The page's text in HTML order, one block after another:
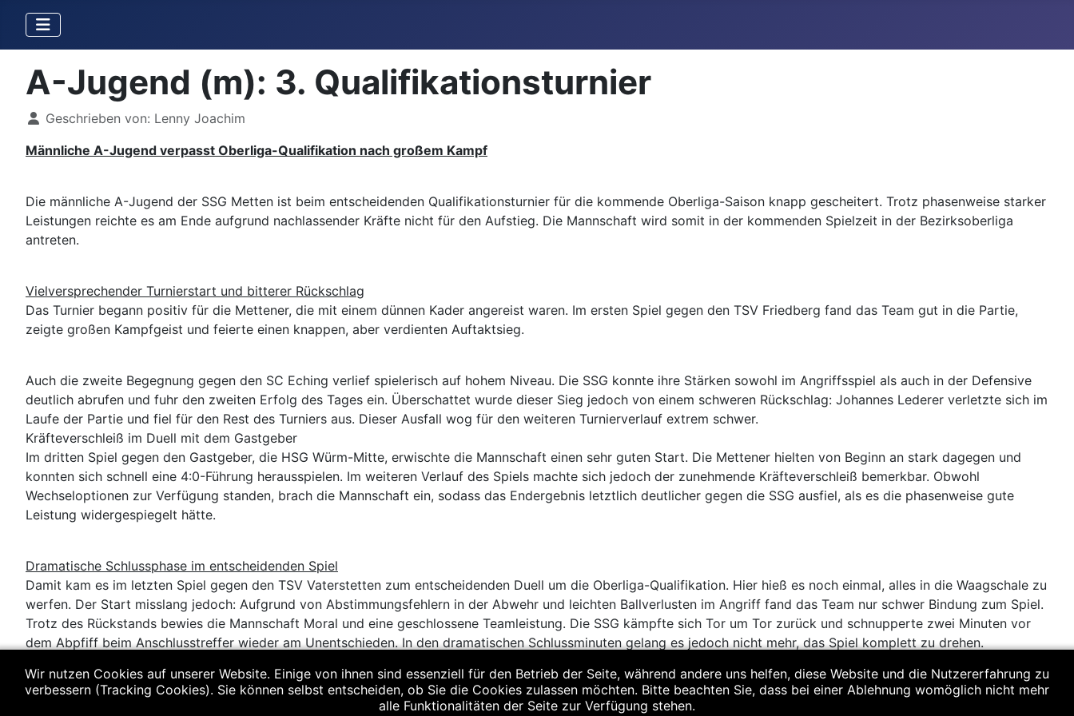
A-Jugend (m): 3. Qualifikationsturnier
DetailsGeschrieben von: Lenny Joachim
Männliche A-Jugend verpasst Oberliga-Qualifikation nach großem Kampf
Die männliche A-Jugend der SSG Metten ist beim entscheidenden Qualifikationsturnier für die kommende Oberliga-Saison knapp gescheitert. Trotz phasenweise starker
Leistungen reichte es am Ende aufgrund nachlassender Kräfte nicht für den Aufstieg. Die Mannschaft wird somit in der kommenden Spielzeit in der Bezirksoberliga
antreten.
Vielversprechender Turnierstart und bitterer Rückschlag
Das Turnier begann positiv für die Mettener, die mit einem dünnen Kader angereist waren. Im ersten Spiel gegen den TSV Friedberg fand das Team gut in die Partie,
zeigte großen Kampfgeist und feierte einen knappen, aber verdienten Auftaktsieg.
Auch die zweite Begegnung gegen den SC Eching verlief spielerisch auf hohem Niveau. Die SSG konnte ihre Stärken sowohl im Angriffsspiel als auch in der Defensive
deutlich abrufen und fuhr den zweiten Erfolg des Tages ein. Überschattet wurde dieser Sieg jedoch von einem schweren Rückschlag: Johannes Lederer verletzte sich im
Laufe der Partie und fiel für den Rest des Turniers aus. Dieser Ausfall wog für den weiteren Turnierverlauf extrem schwer.
Kräfteverschleiß im Duell mit dem Gastgeber
Im dritten Spiel gegen den Gastgeber, die HSG Würm-Mitte, erwischte die Mannschaft einen sehr guten Start. Die Mettener hielten von Beginn an stark dagegen und
konnten sich schnell eine 4:0-Führung herausspielen. Im weiteren Verlauf des Spiels machte sich jedoch der zunehmende Kräfteverschleiß bemerkbar. Obwohl
Wechseloptionen zur Verfügung standen, brach die Mannschaft ein, sodass das Endergebnis letztlich deutlicher gegen die SSG ausfiel, als es die phasenweise gute
Leistung widergespiegelt hätte.
Dramatische Schlussphase im entscheidenden Spiel
Damit kam es im letzten Spiel gegen den TSV Vaterstetten zum entscheidenden Duell um die Oberliga-Qualifikation. Hier hieß es noch einmal, alles in die Waagschale zu
werfen. Der Start misslang jedoch: Aufgrund von Abstimmungsfehlern in der Abwehr und leichten Ballverlusten im Angriff fand das Team nur schwer Bindung zum Spiel.
Trotz des Rückstands bewies die Mannschaft Moral und eine geschlossene Teamleistung. Die SSG kämpfte sich Tor um Tor zurück und schnupperte zwei Minuten vor
dem Abpfiff beim Anschlusstreffer wieder am Unentschieden. In den dramatischen Schlussminuten gelang es jedoch nicht mehr, das Spiel komplett zu drehen.
Fazit
Nach der abschließenden Niederlage war das Verpassen der Oberliga-Qualifikation Gewissheit. Die Enttäuschung und der Frust innerhalb der Mannschaft sind nach
diesem Ausgang groß, da das angestrebte Ziel trotz guter spielerischer Ansätze und großem Einsatz am Ende nicht erreicht wurde. Der intensive Turniertag forderte
Wir nutzen Cookies auf unserer Website. Einige von ihnen sind essenziell für den Betrieb der Seite, während andere uns helfen, diese Website und die Nutzererfahrung zu
verbessern (Tracking Cookies). Sie können selbst entscheiden, ob Sie die Cookies zulassen möchten. Bitte beachten Sie, dass bei einer Ablehnung womöglich nicht mehr
alle Funktionalitäten der Seite zur Verfügung stehen.